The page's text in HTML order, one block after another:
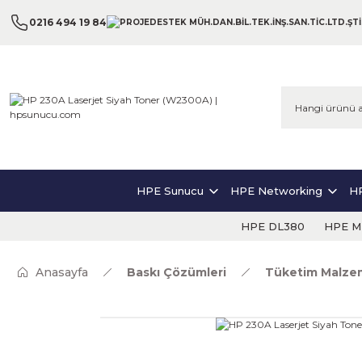
0216 494 19 84
HPE Sunucu HPE Networking
HPE DL380 HPE
Anasayfa Baskı Çözümleri Tüketim